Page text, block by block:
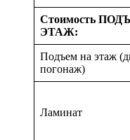
Стоимость
ЭТАЖ:
Подъем на этаж
погонаж)
Ламинат